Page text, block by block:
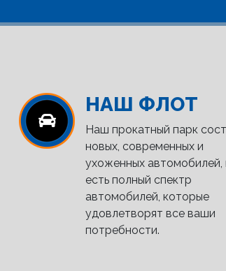
НАШ ФЛОТ
Наш прокатный парк
новых, современных и
ухоженных автомобилей,
есть полный спектр
автомобилей, которые
удовлетворят все ваши
потребности.